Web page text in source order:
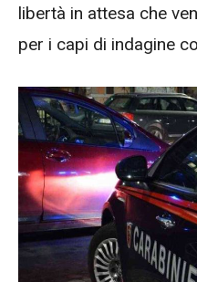
libertà in attesa che
per i capi di indagine